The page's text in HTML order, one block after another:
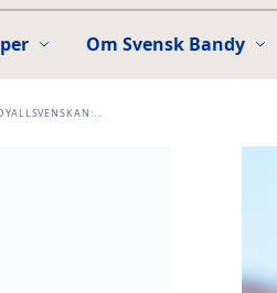
Om Svensk Bandy